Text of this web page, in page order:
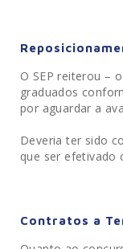
O SEP reiterou –
graduados
por aguardar a
Deveria ter sido
que ser efetivado
Contratos a